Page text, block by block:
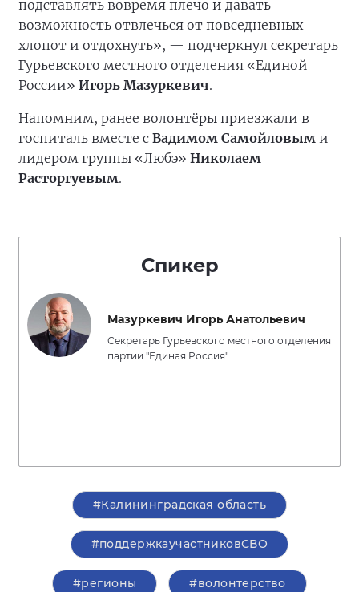
подставлять вовремя плечо и давать
возможность отвлечься от повседневных
хлопот и отдохнуть», — подчеркнул секретарь
Гурьевского местного отделения «Единой
России» Игорь Мазуркевич.
Напомним, ранее волонтёры приезжали в
госпиталь вместе с Вадимом Самойловым и
лидером группы «Любэ» Николаем
Расторгуевым.
Спикер
Мазуркевич Игорь Анатольевич
Секретарь Гурьевского местного отделения
партии "Единая Россия".
#Калининградская область
#поддержкаучастниковСВО
#регионы #волонтерство